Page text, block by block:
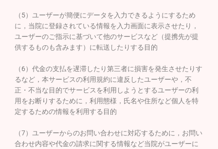
（5）ユーザーが簡便にデータを入力できるようにするため
に，当院に登録されている情報を入力画面に表示させたり，
ユーザーのご指示に基づいて他のサービスなど（提携先が提
供するものも含みます）に転送したりする目的
（6）代金の支払を遅滞したり第三者に損害を発生させたりす
るなど，本サービスの利用規約に違反したユーザーや，不
正・不当な目的でサービスを利用しようとするユーザーの利
用をお断りするために，利用態様，氏名や住所など個人を特
定するための情報を利用する目的
（7）ユーザーからのお問い合わせに対応するために，お問い
合わせ内容や代金の請求に関する情報など当院がユーザーに